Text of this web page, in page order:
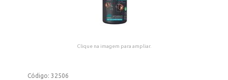
Clique na imagem para ampliar.
Código:32506